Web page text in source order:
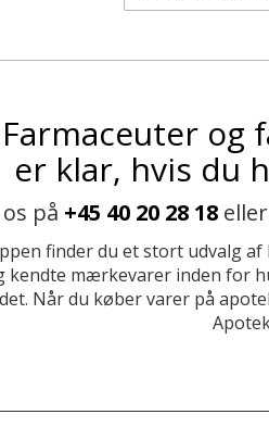
Farmaceuter og
er klar, hvis du
på +45 40 20 28 18
finder du et stort udvalg
kendte mærkevarer inden for
Når du køber varer på